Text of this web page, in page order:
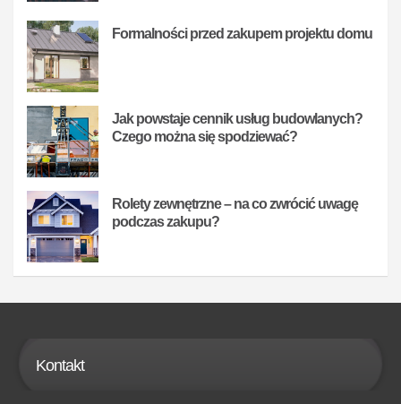
Formalności przed zakupem projektu domu
Jak powstaje cennik usług budowlanych?
Czego można się spodziewać?
Rolety zewnętrzne – na co zwrócić uwagę
podczas zakupu?
Kontakt